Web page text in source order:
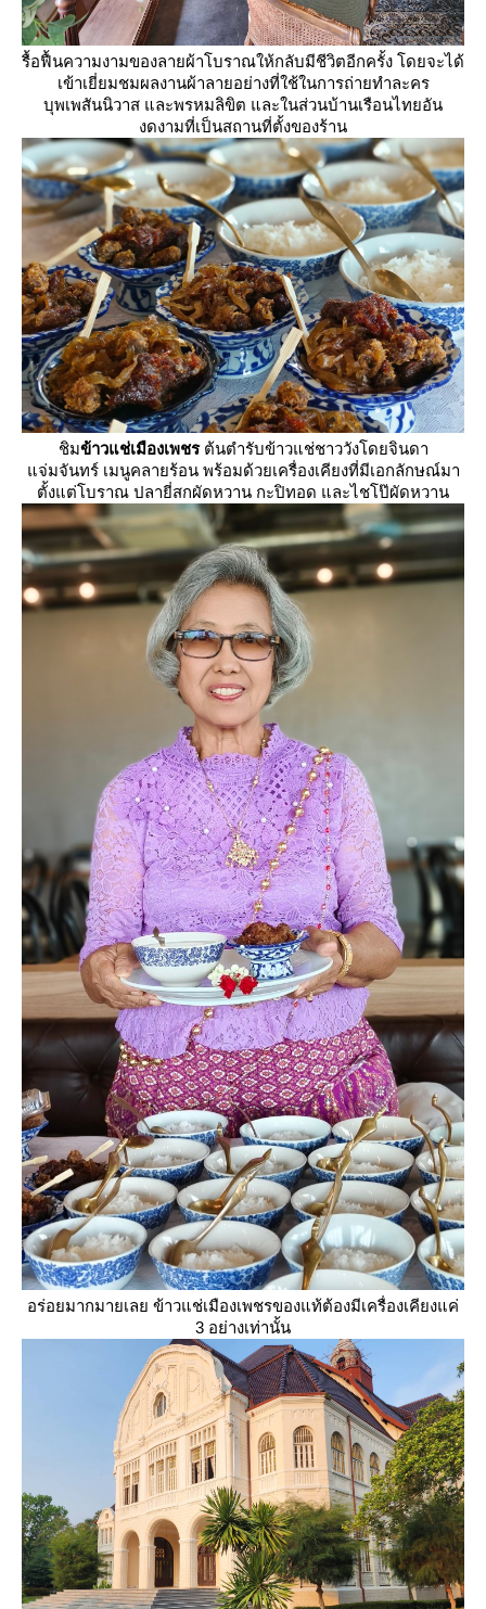
รื้อฟื้นความงามของลายผ้าโบราณให้กลับมีชีวิตอีกครั้ง โดยจะได้
เข้าเยี่ยมชมผลงานผ้าลายอย่างที่ใช้ในการถ่ายทำละคร
บุพเพสันนิวาส และพรหมลิขิต และในส่วนบ้านเรือนไทยอัน
งดงามที่เป็นสถานที่ตั้งของร้าน
ชิมข้าวแช่เมืองเพชรต้นตำรับข้าวแช่ชาววังโดยจินดา
จ่มจันทร์ เมนูคลายร้อน พร้อมด้วยเครื่องเคียงที่มีเอกลักษณ์มา
ตั้งแต่โบราณ ปลายี่สกผัดหวาน กะปิทอด และไชโป๊ผัดหวาน
อร่อยมากมายเลย ข้าวแช่เมืองเพชรของแท้ต้องมีเครื่องเคียงแค่
3 อย่างเท่านั้น